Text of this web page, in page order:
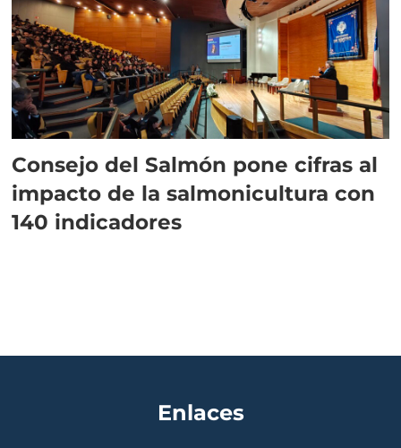
Consejo del Salmón pone cifras al
impacto de la salmonicultura con
140 indicadores
Enlaces